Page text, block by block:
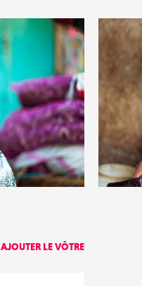
0
AJOUTER LE VÔTRE